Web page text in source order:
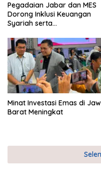
Pegadaian Jabar dan MES
Dorong Inklusi Keuangan
Syariah serta
Minat Investasi Emas di
Barat Meningkat